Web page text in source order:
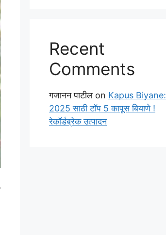
Recent
Comments
गजानन पाटील on Kapus Biyane:
2025 साठी टॉप 5 कापूस बियाणे !
रेकॉर्डब्रेक उत्पादन